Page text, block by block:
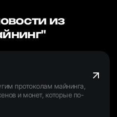
из
протоколам майнинга,
и монет, которые по-